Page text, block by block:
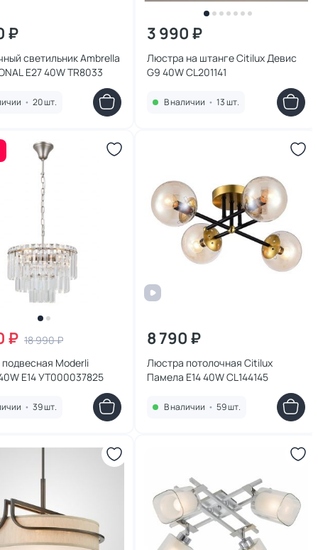
₽
светильник Ambrella
E27 40W TR8033
• 20 шт.
3 990 ₽
Люстра на штанге Citilux Девис
G9 40W CL201141
В наличии • 13 шт.
₽ 18 990 ₽
Moderli
E14 УТ000037825
• 39 шт.
8 790 ₽
Люстра потолочная Citilux
Памела E14 40W CL144145
В наличии • 59 шт.